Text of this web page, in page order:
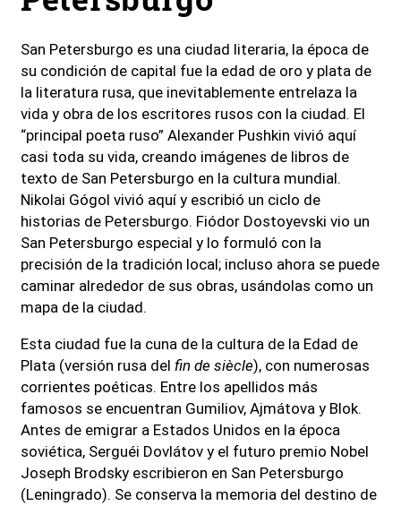
San Petersburgo es una ciudad literaria, la época de
su condición de capital fue la edad de oro y plata de
la literatura rusa, que inevitablemente entrelaza la
vida y obra de los escritores rusos con la ciudad. El
“principal poeta ruso” Alexander Pushkin vivió aquí
casi toda su vida, creando imágenes de libros de
texto de San Petersburgo en la cultura mundial.
Nikolai Gógol vivió aquí y escribió un ciclo de
historias de Petersburgo. Fiódor Dostoyevski vio un
San Petersburgo especial y lo formuló con la
precisión de la tradición local; incluso ahora se puede
caminar alrededor de sus obras, usándolas como un
mapa de la ciudad.
Esta ciudad fue la cuna de la cultura de la Edad de
Plata (versión rusa del fin de siècle), con numerosas
corrientes poéticas. Entre los apellidos más
famosos se encuentran Gumiliov, Ajmátova y Blok.
Antes de emigrar a Estados Unidos en la época
soviética, Serguéi Dovlátov y el futuro premio Nobel
Joseph Brodsky escribieron en San Petersburgo
(Leningrado). Se conserva la memoria del destino de